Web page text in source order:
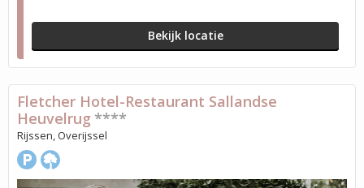
Bekijk locatie
Fletcher Hotel-Restaurant Sallandse
Heuvelrug ****
Rijssen, Overijssel